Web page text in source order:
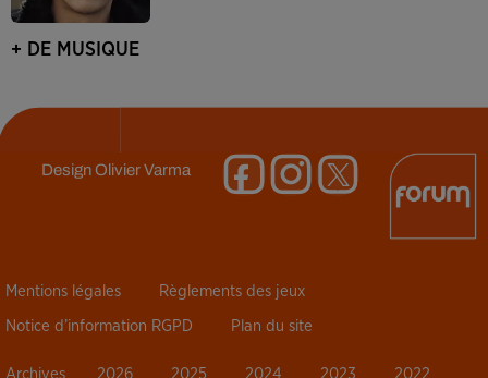
+ DE MUSIQUE
DesignOlivier Varma
Mentions légales Règlements des jeux
Notice d’information RGPD Plan du site
Archives 2026 2025 2024 2023 2022